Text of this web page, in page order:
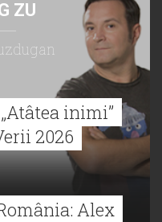
ZU
inimi”
2026
Alex